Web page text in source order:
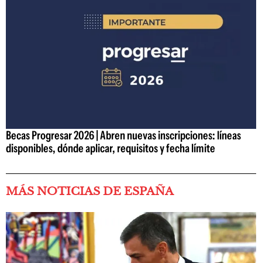
Becas Progresar 2026 | Abren nuevas inscripciones: líneas
disponibles, dónde aplicar, requisitos y fecha límite
MÁS NOTICIAS DE ESPAÑA